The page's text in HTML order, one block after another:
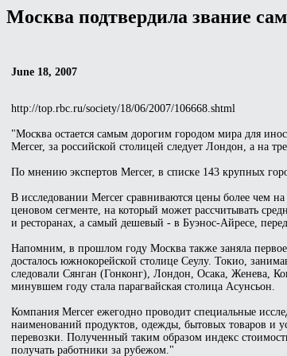
Москва подтвердила звание
June 18, 2007
http://top.rbc.ru/society/18/06/2007/106668.shtml
"Москва остается самым дорогим городом мира для
Mercer, за российской столицей следует Лондон, а на
По мнению экспертов Mercer, в списке 143 крупных
В исследовании Mercer сравниваются цены более чем
ценовом сегменте, на который может рассчитывать
и ресторанах, а самый дешевый - в Буэнос-Айресе,
Напомним, в прошлом году Москва также заняла первое
досталось южнокорейской столице Сеулу. Токио,
следовали Сянган (Гонконг), Лондон, Осака, Женева,
минувшем году стала парагвайская столица Асунсьон.
Компания Mercer ежегодно проводит специальные
наименований продуктов, одежды, бытовых товаров и
перевозки. Полученный таким образом индекс
получать работники за рубежом."